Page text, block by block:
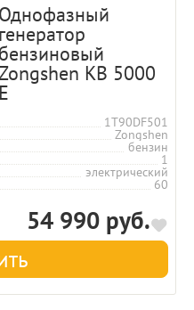
Однофазный
генератор
бензиновый
KB 5000
E
1T90DF501
Zongshen
бензин
1
электрический
60
54 990 руб.